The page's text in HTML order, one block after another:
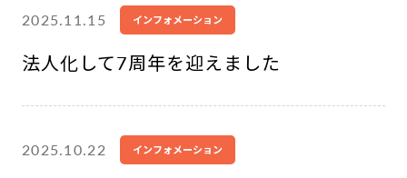
2025.11.15 インフォメーション
法人化して7周年を迎えました
2025.10.22 インフォメーション